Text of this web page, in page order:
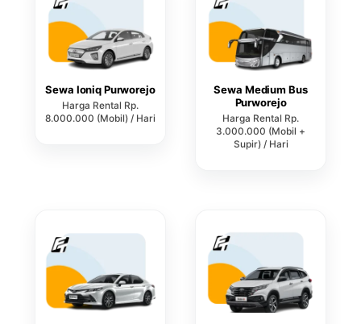
Sewa Ioniq Purworejo
Harga Rental Rp.
8.000.000 (Mobil) / Hari
Sewa Medium Bus
Purworejo
Harga Rental Rp.
3.000.000 (Mobil +
Supir) / Hari